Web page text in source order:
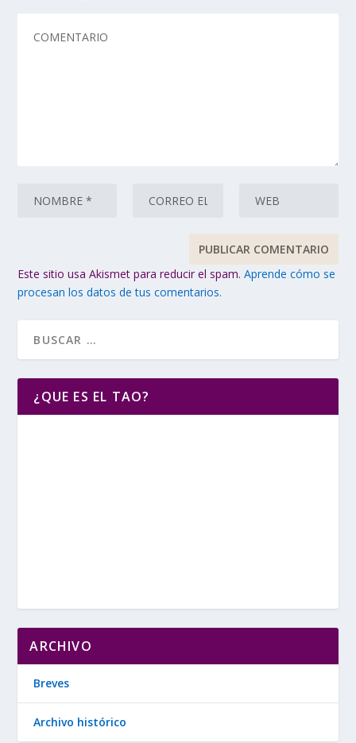
Este sitio usa Akismet para reducir el spam.Aprende cómo se
procesan los datos de tus comentarios.
¿QUE ES EL TAO?
ARCHIVO
Breves
Archivo histórico